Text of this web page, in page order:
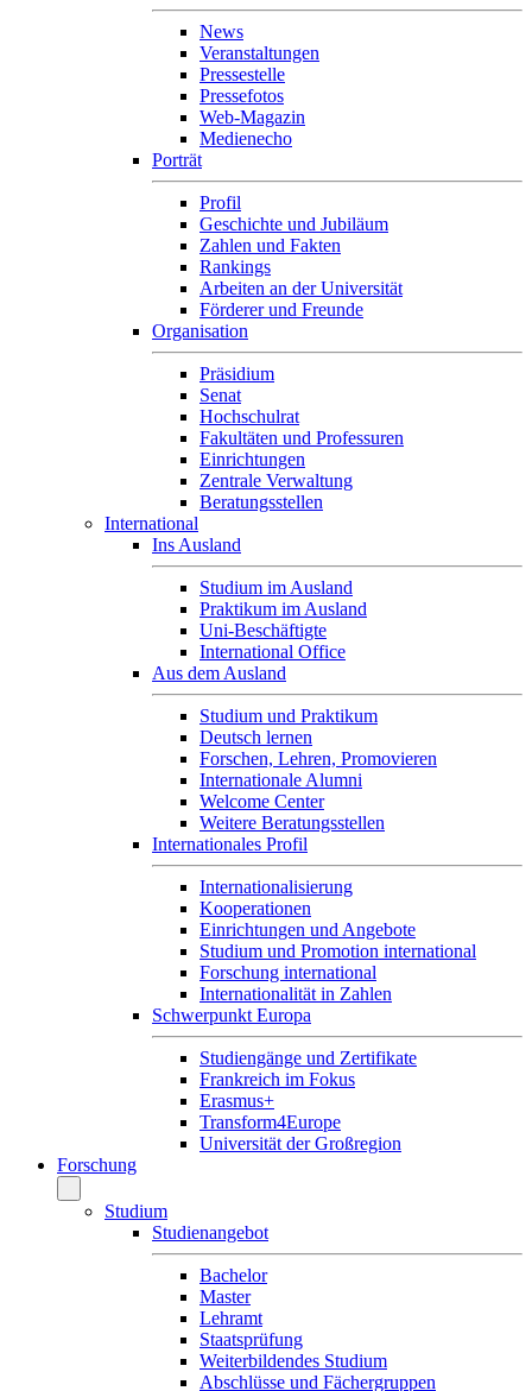
News
Veranstaltungen
Pressestelle
Pressefotos
Web-Magazin
Medienecho
Porträt
Profil
Geschichte und Jubiläum
Zahlen und Fakten
Rankings
Arbeiten an der Universität
Förderer und Freunde
Organisation
Präsidium
Senat
Hochschulrat
Fakultäten und Professuren
Einrichtungen
Zentrale Verwaltung
Beratungsstellen
International
Ins Ausland
Studium im Ausland
Praktikum im Ausland
Uni-Beschäftigte
International Office
Aus dem Ausland
Studium und Praktikum
Deutsch lernen
Forschen, Lehren, Promovieren
Internationale Alumni
Welcome Center
Weitere Beratungsstellen
Internationales Profil
Internationalisierung
Kooperationen
Einrichtungen und Angebote
Studium und Promotion international
Forschung international
Internationalität in Zahlen
Schwerpunkt Europa
Studiengänge und Zertifikate
Frankreich im Fokus
Erasmus+
Transform4Europe
Universität der Großregion
Forschung
Studium
Studienangebot
Bachelor
Master
Lehramt
Staatsprüfung
Weiterbildendes Studium
Abschlüsse und Fächergruppen